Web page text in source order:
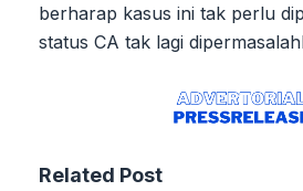
berharap kasus ini tak perlu
status CA tak lagi
Related Post